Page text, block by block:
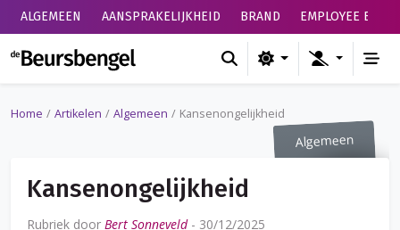
ALGEMEEN AANSPRAKELIJKHEID BRAND EMPLOYEE
de Beursbengel
Home Artikelen Algemeen Kansenongelijkheid
Algemeen
Kansenongelijkheid
Rubriek door Bert Sonneveld- 30/12/2025